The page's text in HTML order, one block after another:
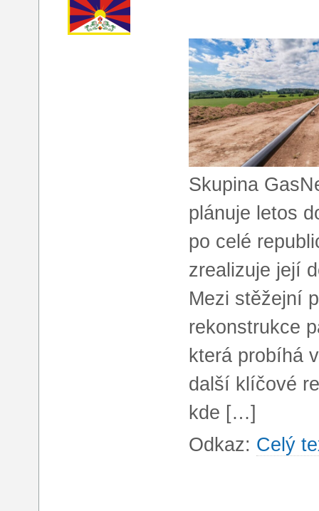
Skupina
plánuje letos
po celé
zrealizuje její
Mezi stěžejní
rekonstrukce
která probíhá
další klíčové
kde […]
Odkaz: Celý